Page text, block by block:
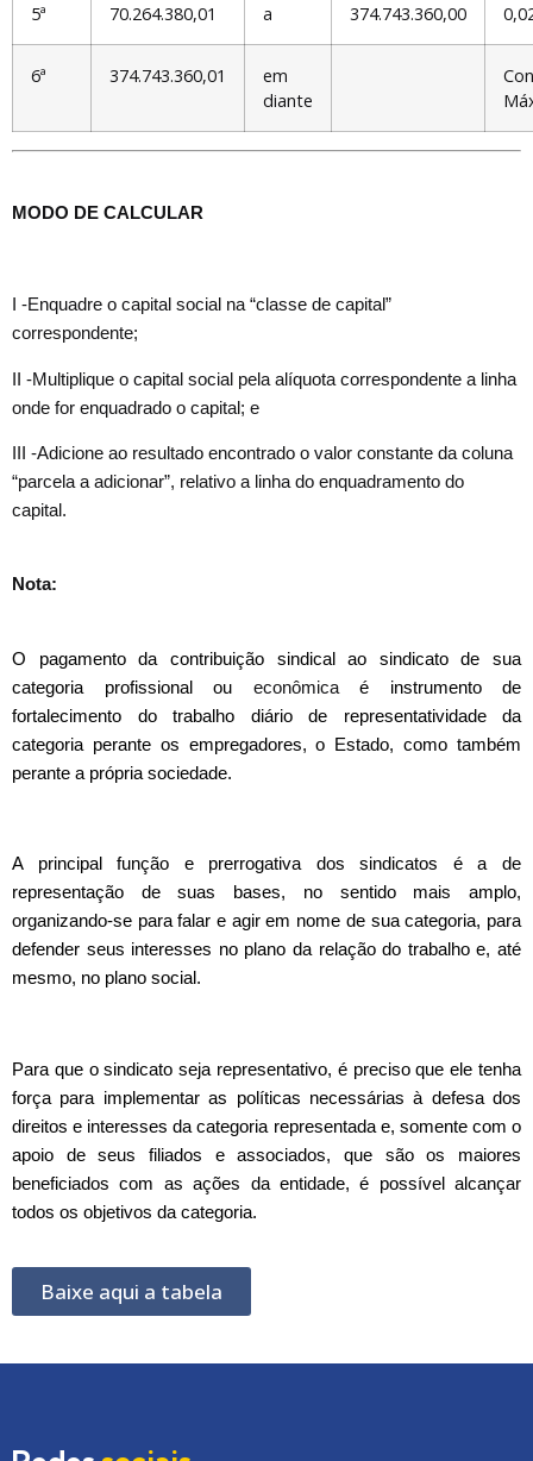
5ª 70.264.380,01 a 374.743.360,00
6ª 374.743.360,01
em
diante
MODO DE CALCULAR
I -Enquadre o capital social na “classe de capital”
correspondente;
II -Multiplique o capital social pela alíquota correspondente a linha
onde for enquadrado o capital; e
III -Adicione ao resultado encontrado o valor constante da coluna
“parcela a adicionar”, relativo a linha do enquadramento do
capital.
Nota:
O pagamento da contribuição sindical ao sindicato de sua
categoria profissional ou econômicaé instrumento de
fortalecimento do trabalho diário de representatividade da
categoria perante os empregadores, o Estado, como também
perante a própria sociedade.
A principal função e prerrogativa dos sindicatos é a de
representação de suas bases, no sentido mais amplo,
organizando-se para falar e agir em nome de sua categoria, para
defender seus interesses no plano da relação do trabalho e, até
mesmo, no plano social.
Para que o sindicato seja representativo, é preciso que ele tenha
força para implementar as políticas necessárias à defesa dos
direitos e interesses da categoria representada e, somente com o
apoio de seus filiados e associados, que são os maiores
beneficiados com as ações da entidade, é possível alcançar
todos os objetivos da categoria.
Baixe aqui a tabela